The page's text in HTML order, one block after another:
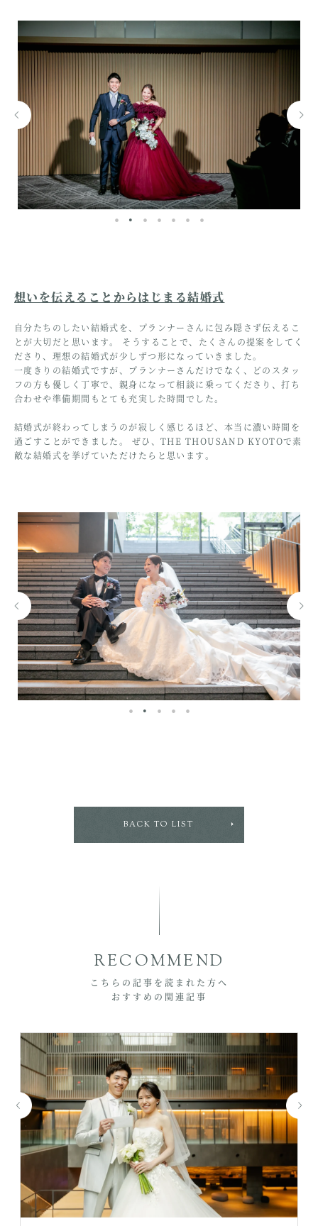
想いを伝えることからはじまる結婚式
自分たちのしたい結婚式を、プランナーさんに包み隠さず伝えるこ
とが大切だと思います。 そうすることで、たくさんの提案をしてく
ださり、理想の結婚式が少しずつ形になっていきました。
一度きりの結婚式ですが、プランナーさんだけでなく、どのスタッ
フの方も優しく丁寧で、親身になって相談に乗ってくださり、打ち
合わせや準備期間もとても充実した時間でした。
結婚式が終わってしまうのが寂しく感じるほど、本当に濃い時間を
過ごすことができました。 ぜひ、THE THOUSAND KYOTOで素
敵な結婚式を挙げていただけたらと思います。
BACK TO LIST
RECOMMEND
こちらの記事を読まれた方へ
おすすめの関連記事